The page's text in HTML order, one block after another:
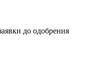
до одобрения